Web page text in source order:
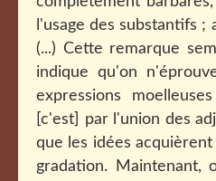
l'usage des substantifs ;
(...) Cette remarque
indique qu'on
expressions
[c'est] par l'union des
que les idées
gradation. Maintenant,